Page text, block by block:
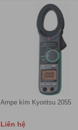
Ampe kìm Kyoritsu 2055
Liên hệ